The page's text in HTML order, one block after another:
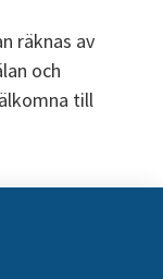
räknas av
och
till